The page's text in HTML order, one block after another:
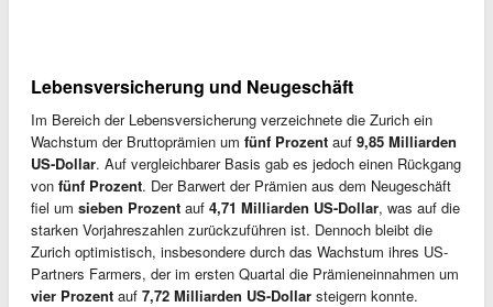
Lebensversicherung und Neugeschäft
Im Bereich der Lebensversicherung verzeichnete die Zurich ein
Wachstum der Bruttoprämien um fünf Prozent auf 9,85 Milliarden
US-Dollar. Auf vergleichbarer Basis gab es jedoch einen Rückgang
von fünf Prozent. Der Barwert der Prämien aus dem Neugeschäft
fiel um sieben Prozent auf 4,71 Milliarden US-Dollar, was auf die
starken Vorjahreszahlen zurückzuführen ist. Dennoch bleibt die
Zurich optimistisch, insbesondere durch das Wachstum ihres US-
Partners Farmers, der im ersten Quartal die Prämieneinnahmen um
vier Prozent auf 7,72 Milliarden US-Dollar steigern konnte.